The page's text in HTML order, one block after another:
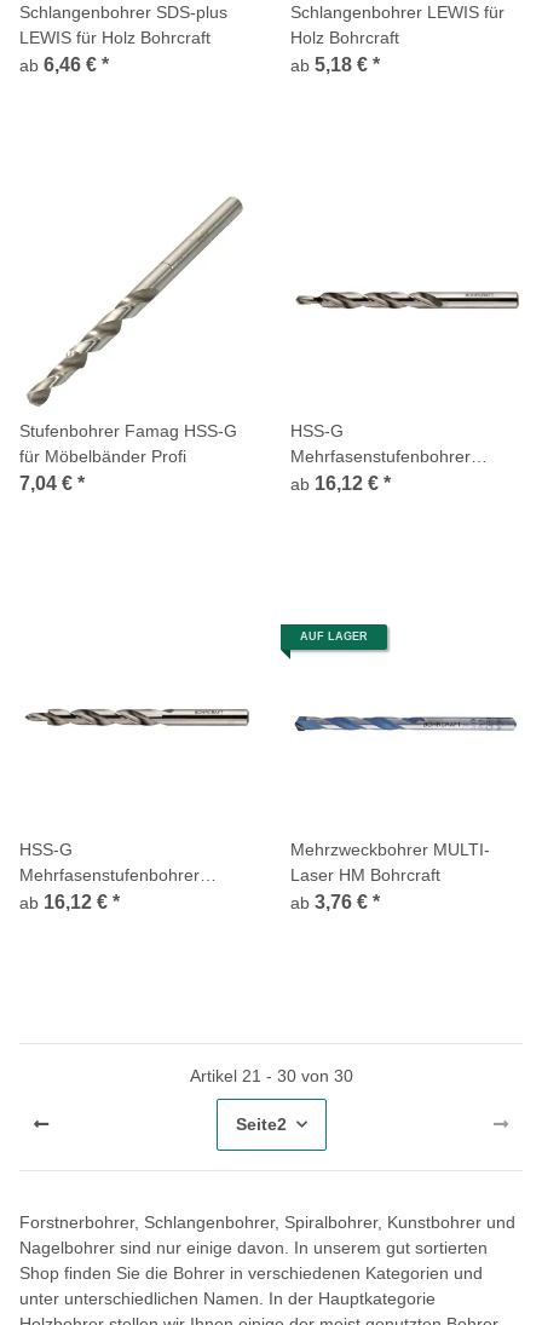
Schlangenbohrer SDS-plus
LEWIS für Holz Bohrcraft
ab 6,46 € *
Schlangenbohrer LEWIS für
Holz Bohrcraft
ab 5,18 € *
Stufenbohrer Famag HSS-G
für Möbelbänder Profi
7,04 € *
HSS-G
Mehrfasenstufenbohrer
180Grad DIN 8376 mittel
ab 16,12 € *
HSS-G
Mehrfasenstufenbohrer
90Grad DIN 8374 fein
ab 16,12 € *
AUF LAGER
Mehrzweckbohrer MULTI-
Laser HM Bohrcraft
ab 3,76 € *
Artikel 21 - 30 von 30
Seite2
Forstnerbohrer, Schlangenbohrer, Spiralbohrer, Kunstbohrer und
Nagelbohrer sind nur einige davon. In unserem gut sortierten
Shop finden Sie die Bohrer in verschiedenen Kategorien und
unter unterschiedlichen Namen. In der Hauptkategorie